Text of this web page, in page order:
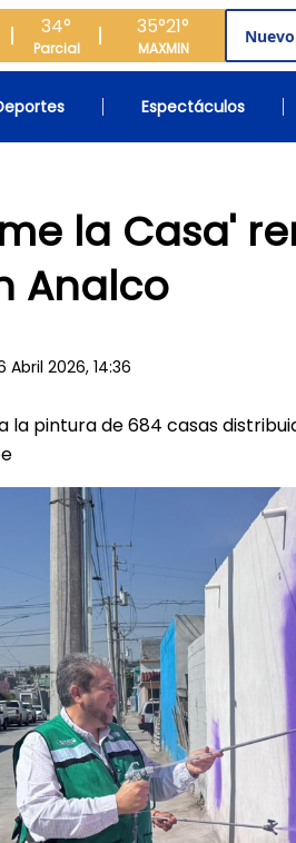
34°
Parcial
35°
MAX
21°
MIN
Espectáculos
la Casa'
Analco
Abril 2026, 14:36
pintura de 684 casas